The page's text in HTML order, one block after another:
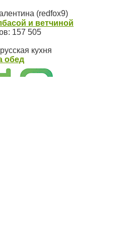
(redfox9)
и ветчиной
157 505
русская кухня
обед